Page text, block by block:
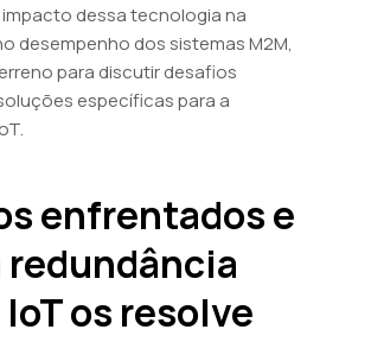
dessa tecnologia na
desempenho dos sistemas M2M,
para discutir desafios
específicas para a
enfrentados e
redundância
os resolve